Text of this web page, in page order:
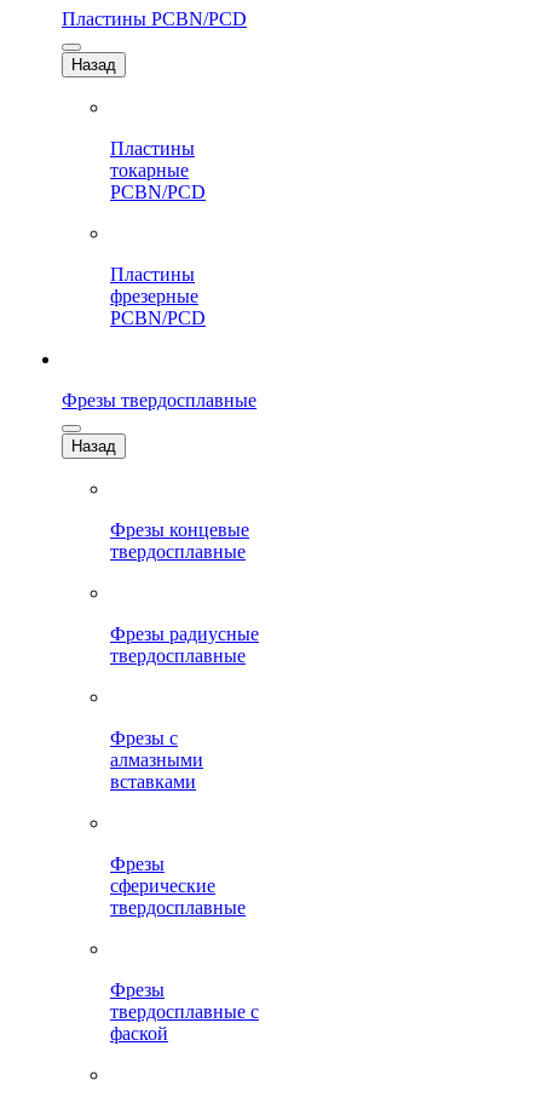
Пластины PCBN/PCD
Назад
Пластины
токарные
PCBN/PCD
Пластины
фрезерные
PCBN/PCD
Фрезы твердосплавные
Назад
Фрезы концевые
твердосплавные
Фрезы радиусные
твердосплавные
Фрезы с
алмазными
вставками
Фрезы
сферические
твердосплавные
Фрезы
твердосплавные с
фаской